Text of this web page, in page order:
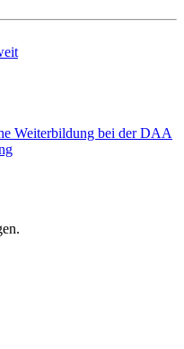
Weiterbildung bei der DAA